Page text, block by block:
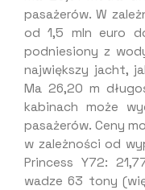
pasażerów. W
od 1,5 mln euro
podniesiony z
największy jacht,
Ma 26,20 m
kabinach może
pasażerów. Ceny
w zależności od
Princess Y72:
wadze 63 tony